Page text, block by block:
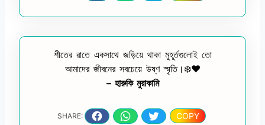
শীতের রাতে একসাথে জড়িয়ে থাকা মুহূর্তগুলোই তো
আমাদের জীবনের সবচেয়ে উষ্ণ স্মৃতি।❄️❤️
– হারুকি মুরাকামি
SHARE: COPY